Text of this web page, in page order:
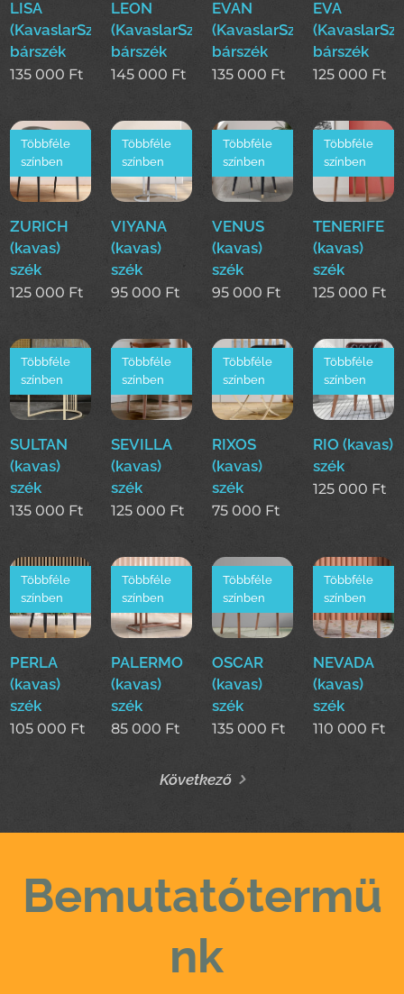
LISA
(KavaslarSzékek)
bárszék
135 000 Ft
LEON
(KavaslarSzékek)
bárszék
145 000 Ft
EVAN
(KavaslarSzékek)
bárszék
135 000 Ft
EVA
bárszék
125 000 Ft
ZURICH
(kavas)
szék
Többféle
színben
125 000 Ft
VIYANA
(kavas)
szék
Többféle
színben
95 000 Ft
VENUS
(kavas)
szék
Többféle
színben
95 000 Ft
TENERIFE
(kavas)
szék
Többféle
színben
125 000 Ft
SULTAN
(kavas)
szék
Többféle
színben
135 000 Ft
SEVILLA
(kavas)
szék
Többféle
színben
125 000 Ft
RIXOS
(kavas)
szék
Többféle
színben
75 000 Ft
RIO (kavas)
szék
Többféle
színben
125 000 Ft
PERLA
(kavas)
szék
Többféle
színben
105 000 Ft
PALERMO
(kavas)
szék
Többféle
színben
85 000 Ft
OSCAR
(kavas)
szék
Többféle
színben
135 000 Ft
NEVADA
(kavas)
szék
Többféle
színben
110 000 Ft
Következő
Bemutatótermü
nk